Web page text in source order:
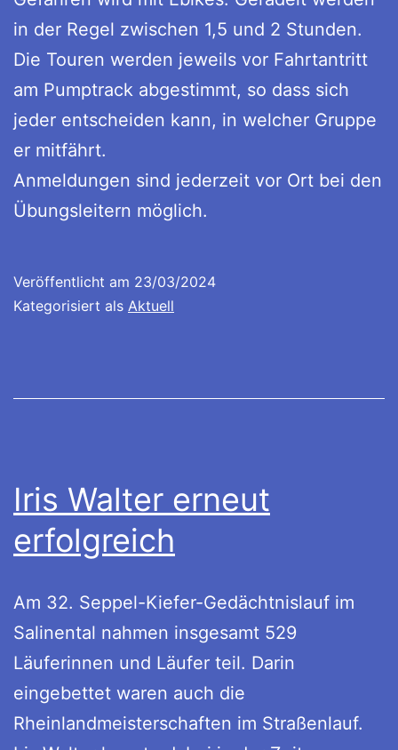
in der Regel zwischen 1,5 und 2 Stunden.
Die Touren werden jeweils vor Fahrtantritt
am Pumptrack abgestimmt, so dass sich
jeder entscheiden kann, in welcher Gruppe
er mitfährt.
Anmeldungen sind jederzeit vor Ort bei den
Übungsleitern möglich.
Veröffentlicht am 23/03/2024
Kategorisiert als Aktuell
Iris Walter erneut
erfolgreich
Am 32. Seppel-Kiefer-Gedächtnislauf im
Salinental nahmen insgesamt 529
Läuferinnen und Läufer teil. Darin
eingebettet waren auch die
Rheinlandmeisterschaften im Straßenlauf.